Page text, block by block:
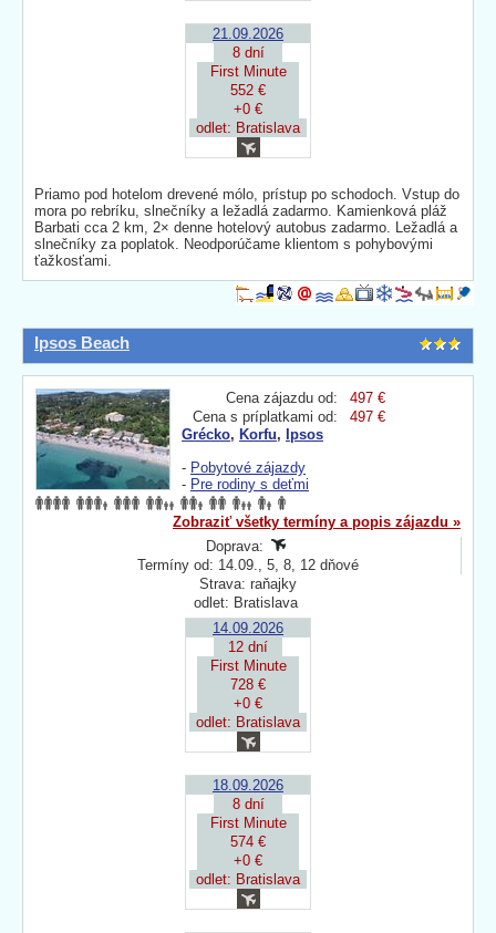
21.09.2026
8 dní
First Minute
552 €
+0 €
odlet: Bratislava
Priamo pod hotelom drevené mólo, prístup po schodoch. Vstup do
mora po rebríku, slnečníky a ležadlá zadarmo. Kamienková pláž
Barbati cca 2 km, 2× denne hotelový autobus zadarmo. Ležadlá a
slnečníky za poplatok. Neodporúčame klientom s pohybovými
ťažkosťami.
Ipsos Beach
Cena zájazdu od:
497 €
Cena s príplatkami od:
497 €
Grécko, Korfu, Ipsos
- Pobytové zájazdy
- Pre rodiny s deťmi
Zobraziť všetky termíny a popis zájazdu »
Doprava:
Termíny od: 14.09., 5, 8, 12 dňové
Strava: raňajky
odlet: Bratislava
14.09.2026
12 dní
First Minute
728 €
+0 €
odlet: Bratislava
18.09.2026
8 dní
First Minute
574 €
+0 €
odlet: Bratislava